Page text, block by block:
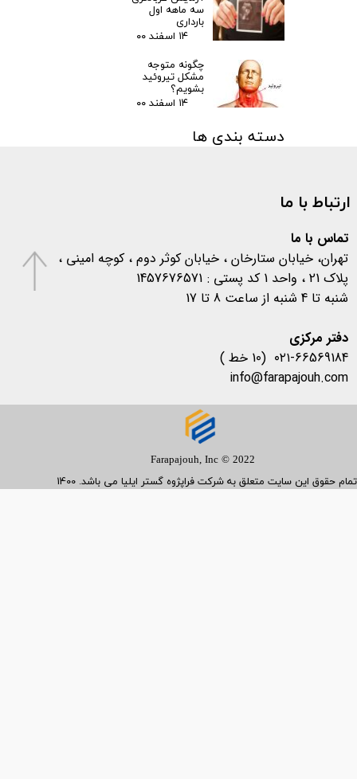
سه ماهه اول
بارداری
۱۴ اسفند ۰۰
چگونه متوجه
مشکل تیروئید
بشویم؟
۱۴ اسفند ۰۰
دسته بندی ها
اخبار آزمایشگاهی
متفرقهارتباط با ما
تماس با ما
تهران، خیابان ستارخان ، خیابان کوثر دوم ، کوچه امینی ،
پلاک 21 ، واحد 1 کد پستی : 1457676571
شنبه تا 4 شنبه از ساعت 8 تا 17
​​​​​​​دفتر مرکزی
۰۲۱-66569184 (10 خط )
info@farapajouh.com
Farapajouh, Inc © 2022